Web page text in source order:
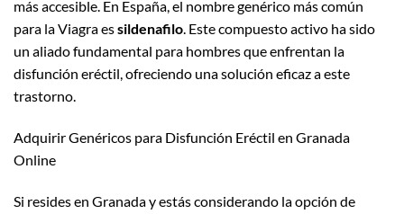
más accesible. En España, el nombre genérico más común
para la Viagra essildenafilo. Este compuesto activo ha sido
un aliado fundamental para hombres que enfrentan la
disfunción eréctil, ofreciendo una solución eficaz a este
trastorno.
Adquirir Genéricos para Disfunción Eréctil en Granada
Online
Si resides en Granada y estás considerando la opción de